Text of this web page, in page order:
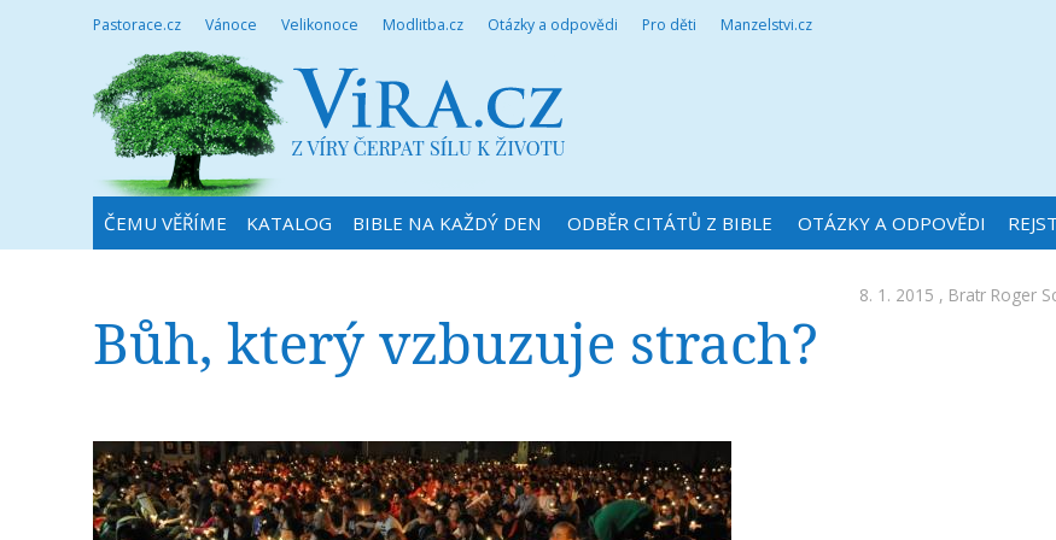
Pastorace.cz Vánoce Velikonoce Modlitba.cz Otázky a odpovědi Pro děti Manzelstvi.cz
ČEMU VĚŘÍME KATALOG BIBLE NA KAŽDÝ DEN ODBĚR CITÁTŮ Z BIBLE OTÁZKY A ODPOVĚDI
8. 1. 2015 , Bratr Roger
Bůh, který vzbuzuje strach?